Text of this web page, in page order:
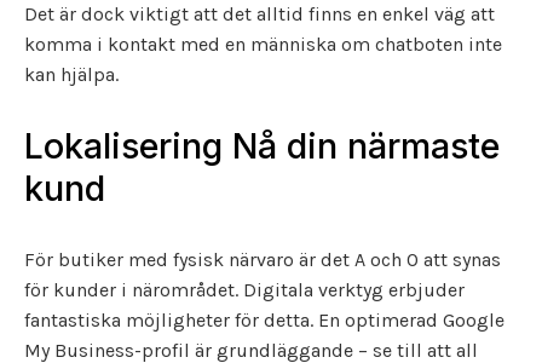
Det är dock viktigt att det alltid finns en enkel väg att
komma i kontakt med en människa om chatboten inte
kan hjälpa.
Lokalisering Nå din närmaste
kund
För butiker med fysisk närvaro är det A och O att synas
för kunder i närområdet. Digitala verktyg erbjuder
fantastiska möjligheter för detta. En optimerad Google
My Business-profil är grundläggande – se till att all